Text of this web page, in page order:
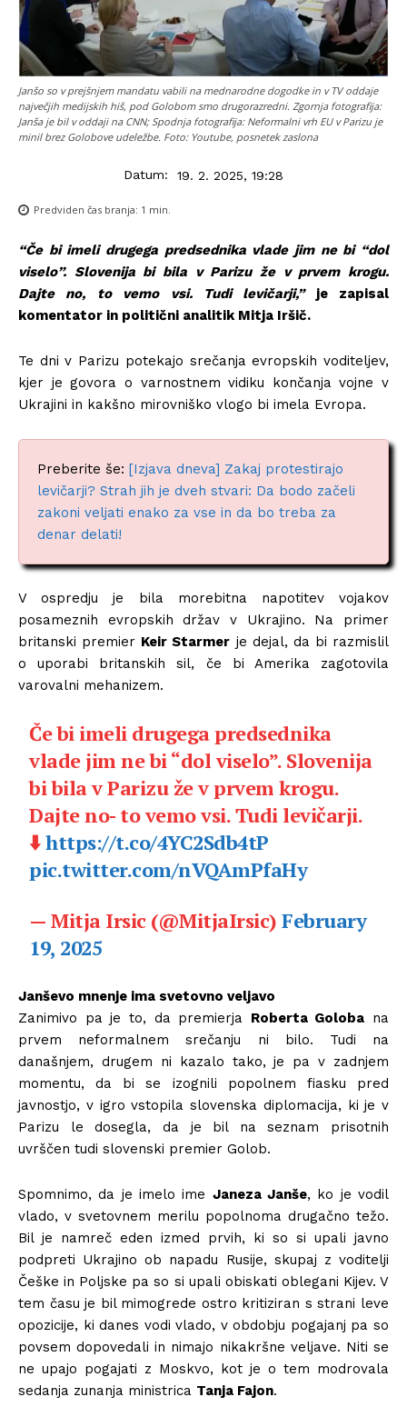
Janšo so v prejšnjem mandatu vabili na mednarodne dogodke in v TV oddaje
največjih medijskih hiš, pod Golobom smo drugorazredni. Zgornja fotografija:
Janša je bil v oddaji na CNN; Spodnja fotografija: Neformalni vrh EU v Parizu je
minil brez Golobove udeležbe. Foto: Youtube, posnetek zaslona
Datum: 19. 2. 2025, 19:28
Predviden čas branja: 1 min.
“Če bi imeli drugega predsednika vlade jim ne bi “dol
viselo”. Slovenija bi bila v Parizu že v prvem krogu.
Dajte no, to vemo vsi. Tudi levičarji,”je zapisal
komentator in politični analitik Mitja Iršič.
Te dni v Parizu potekajo srečanja evropskih voditeljev,
kjer je govora o varnostnem vidiku končanja vojne v
Ukrajini in kakšno mirovniško vlogo bi imela Evropa.
Preberite še: [Izjava dneva] Zakaj protestirajo
levičarji? Strah jih je dveh stvari: Da bodo začeli
zakoni veljati enako za vse in da bo treba za
denar delati!
V ospredju je bila morebitna napotitev vojakov
posameznih evropskih držav v Ukrajino. Na primer
britanski premier Keir Starmer je dejal, da bi razmislil
o uporabi britanskih sil, če bi Amerika zagotovila
varovalni mehanizem.
Če bi imeli drugega predsednika
vlade jim ne bi “dol viselo”. Slovenija
bi bila v Parizu že v prvem krogu.
Dajte no- to vemo vsi. Tudi levičarji.
⬇️https://t.co/4YC2Sdb4tP
pic.twitter.com/nVQAmPfaHy
— Mitja Irsic (@MitjaIrsic)February
19, 2025
Janševo mnenje ima svetovno veljavo
Zanimivo pa je to, da premierja Roberta Goloba na
prvem neformalnem srečanju ni bilo. Tudi na
današnjem, drugem ni kazalo tako, je pa v zadnjem
momentu, da bi se izognili popolnem fiasku pred
javnostjo, v igro vstopila slovenska diplomacija, ki je v
Parizu le dosegla, da je bil na seznam prisotnih
uvrščen tudi slovenski premier Golob.
Spomnimo, da je imelo ime Janeza Janše, ko je vodil
vlado, v svetovnem merilu popolnoma drugačno težo.
Bil je namreč eden izmed prvih, ki so si upali javno
podpreti Ukrajino ob napadu Rusije, skupaj z voditelji
Češke in Poljske pa so si upali obiskati oblegani Kijev. V
tem času je bil mimogrede ostro kritiziran s strani leve
opozicije, ki danes vodi vlado, v obdobju pogajanj pa so
povsem dopovedali in nimajo nikakršne veljave. Niti se
ne upajo pogajati z Moskvo, kot je o tem modrovala
sedanja zunanja ministrica Tanja Fajon.